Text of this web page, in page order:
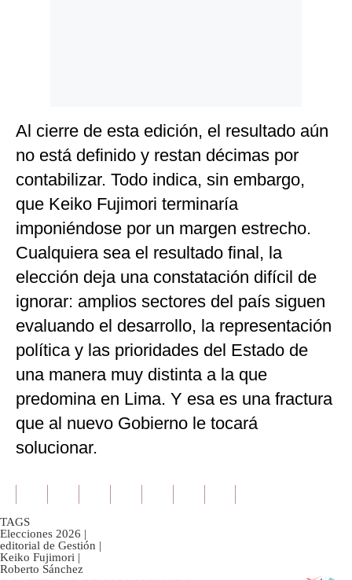
Al cierre de esta edición, el resultado aún
no está definido y restan décimas por
contabilizar. Todo indica, sin embargo,
que Keiko Fujimori terminaría
imponiéndose por un margen estrecho.
Cualquiera sea el resultado final, la
elección deja una constatación difícil de
ignorar: amplios sectores del país siguen
evaluando el desarrollo, la representación
política y las prioridades del Estado de
una manera muy distinta a la que
predomina en Lima. Y esa es una fractura
que al nuevo Gobierno le tocará
solucionar.
TAGS
Elecciones 2026 |
editorial de Gestión |
Keiko Fujimori |
Roberto Sánchez